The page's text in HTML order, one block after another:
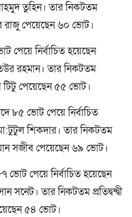
তুহিন। তার নিকটতম
রাজু পেয়েছেন ৬০ ভোট।
নির্বাচিত হয়েছেন
রহমান। তার নিকটতম
টিটু পেয়েছেন ৫৫ ভোট।
৮৫ ভোট পেয়ে নির্বাচিত
শিকদার। তার নিকটতম
সজীব পেয়েছেন ৬৯ ভোট।
ভোট পেয়ে নির্বাচিত হয়েছেন
তার নিকটতম প্রতিদ্বন্দ্বী
৫৪ ভোট।